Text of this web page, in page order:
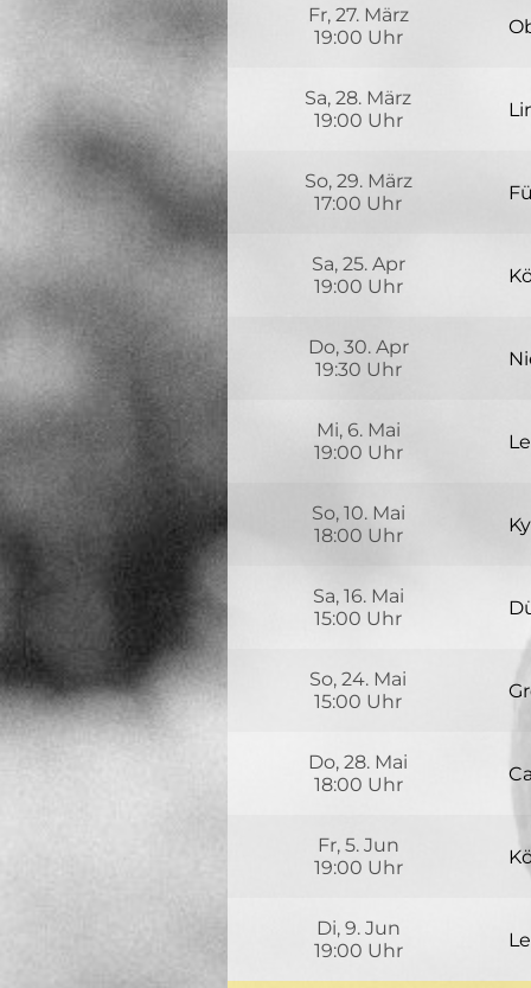
Fr, 27. März
19:00 Uhr
Sa, 28. März
19:00 Uhr
So, 29. März
17:00 Uhr
Sa, 25. Apr
19:00 Uhr
Do, 30. Apr
19:30 Uhr
Mi, 6. Mai
19:00 Uhr
So, 10. Mai
18:00 Uhr
Sa, 16. Mai
15:00 Uhr
So, 24. Mai
15:00 Uhr
Do, 28. Mai
18:00 Uhr
Fr, 5. Jun
19:00 Uhr
Di, 9. Jun
19:00 Uhr